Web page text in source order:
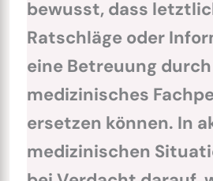
bewusst, dass
Ratschläge oder
eine Betreuung durch
medizinisches
ersetzen können. In
medizinischen